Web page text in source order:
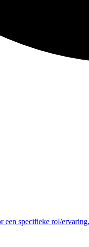
specifieke rol/